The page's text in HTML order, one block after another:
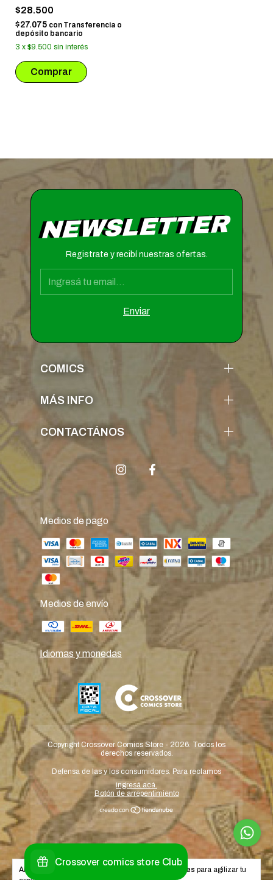
Al navegar por este sitio aceptás el uso de cookies para agilizar tu
$28.500
$27.075 con Transferencia o
depósito bancario
3 x $9.500 sin interés
NEWSLETTER
Registrate y recibí nuestras ofertas.
COMICS
MÁS INFO
CONTACTÁNOS
Medios de pago
Medios de envío
Idiomas y monedas
Copyright Crossover Comics Store - 2026. Todos los
derechos reservados.
Defensa de las y los consumidores. Para reclamos
ingresá acá.
Botón de arrepentimiento